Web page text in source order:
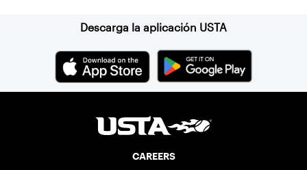
Descarga la aplicación USTA
CAREERS